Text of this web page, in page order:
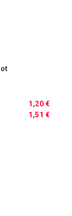
1,51 €
1,20 €